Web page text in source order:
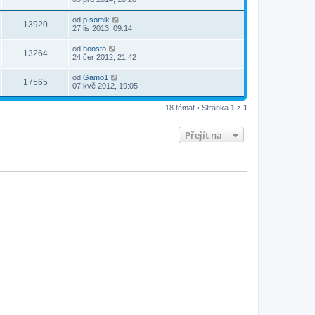
13920 od p.somik
27 lis 2013, 09:14
13264 od hoosto
24 čer 2012, 21:42
17565 od Gamo1
07 kvě 2012, 19:05
18 témat • Stránka 1 z 1
Přejít na